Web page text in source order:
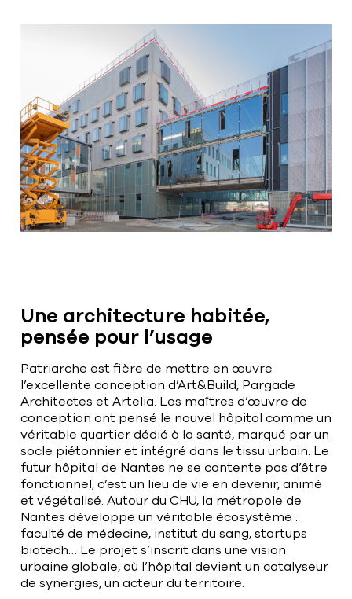
Une architecture habitée,
pensée pour l’usage
Patriarche est fière de mettre en œuvre
l’excellente conception d’Art&Build, Pargade
Architectes et Artelia. Les maîtres d’œuvre de
conception ont pensé le nouvel hôpital comme un
véritable quartier dédié à la santé, marqué par un
socle piétonnier et intégré dans le tissu urbain. Le
futur hôpital de Nantes ne se contente pas d’être
fonctionnel, c’est un lieu de vie en devenir, animé
et végétalisé. Autour du CHU, la métropole de
Nantes développe un véritable écosystème :
faculté de médecine, institut du sang, startups
biotech… Le projet s’inscrit dans une vision
urbaine globale, où l’hôpital devient un catalyseur
de synergies, un acteur du territoire.